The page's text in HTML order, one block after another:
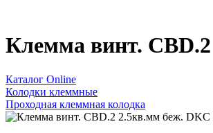
Клемма винт.
Каталог Online
Колодки клеммные
Проходная клеммная колодка